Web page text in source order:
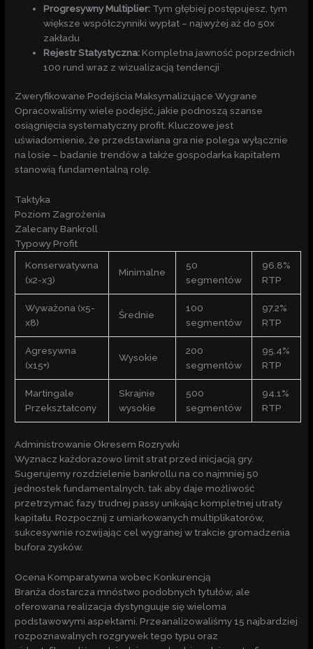
Progresywny Multiplier: Tym głębiej postępujesz, tym
większe współczynniki wypłat – najwyżej aż do 50x
zakładu
Rejestr Statystyczna: Kompletna jawność poprzednich
100 rund wraz z wizualizacją tendencji
Zweryfikowane Podejścia Maksymalizujące Wygrane
Opracowaliśmy wiele podejść, jakie podnoszą szanse
osiągnięcia systematyczny profit. Kluczowe jest
uświadomienie, że przedstawiana gra nie polega wyłącznie
na losie – badanie trendów a także gospodarka kapitałem
stanowią fundamentalną rolę.
Taktyka
Poziom Zagrożenia
Zalecany Bankroll
Typowy Profit
Konserwatywna
(x2-x3)
Minimalne
50
segmentów
96.8%
RTP
Wyważona (x5-
x8)
Średnie
100
segmentów
97.2%
RTP
Agresywna
(x15+)
Wysokie
200
segmentów
95.4%
RTP
Martingale
Przekształcony
Skrajnie
wysokie
500
segmentów
94.1%
RTP
Administrowanie Okresem Rozrywki
Wyznacz każdorazowo limit strat przed inicjacją gry.
Sugerujemy rozdzielenie bankrollu na co najmniej 50
jednostek fundamentalnych, tak aby daje możliwość
przetrzymać fazy trudnej passy unikając kompletnej utraty
kapitału. Rozpocznij z umiarkowanych multiplikatorów,
sukcesywnie rozwijając cel wygranej w trakcie gromadzenia
bufora zysków.
Ocena Komparatywna wobec Konkurencją
Branża dostarcza mnóstwo podobnych tytułów, ale
oferowana realizacja dystynguuje się wieloma
podstawowymi aspektami. Przeanalizowaliśmy 15 najbardziej
rozpoznawalnych rozgrywek tego typu oraz